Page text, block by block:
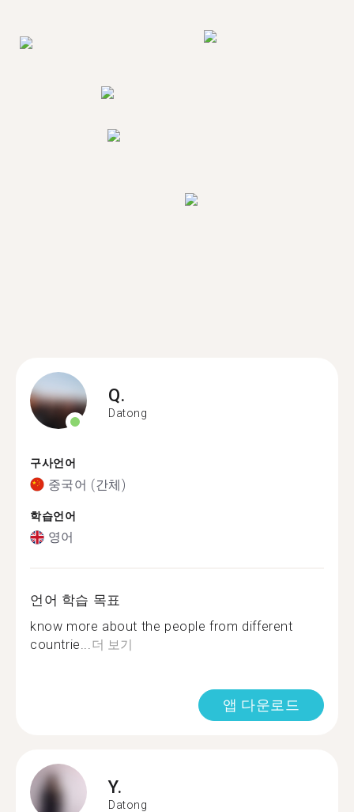
Q.
Datong
구사언어
중국어 (간체)
학습언어
영어
언어 학습 목표
know more about the people from different
countrie...더 보기
앱 다운로드
Y.
Datong